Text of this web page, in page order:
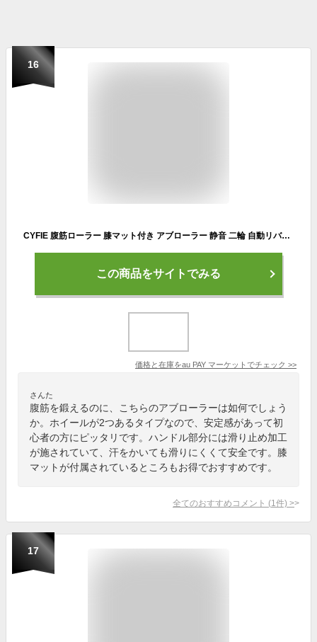
16
CYFIE 腹筋ローラー 膝マット付き アブローラー 静音 二輪 自動リバウンド式 健康器具 トレーニング器具 筋トレグッズ エクササイズロー
この商品をサイトでみる
価格と在庫をau PAY マーケット でチェック >>
さんた
腹筋を鍛えるのに、こちらのアブローラーは如何でしょう
か。ホイールが2つあるタイプなので、安定感があって初
心者の方にピッタリです。ハンドル部分には滑り止め加工
が施されていて、汗をかいても滑りにくくて安全です。膝
マットが付属されているところもお得でおすすめです。
全てのおすすめコメント (1 件) >
17